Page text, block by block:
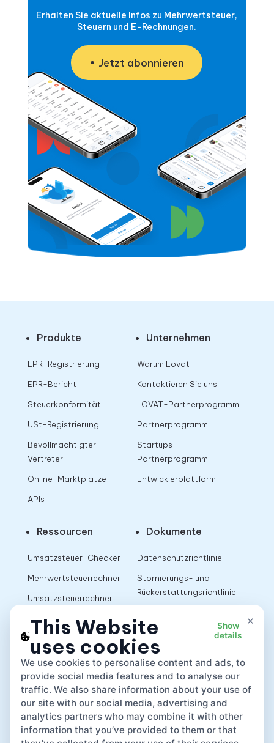
Erhalten Sie aktuelle Infos zu Mehrwertsteuer,
Steuern und E-Rechnungen.
Jetzt abonnieren
Produkte
EPR-Registrierung
EPR-Bericht
Steuerkonformität
USt-Registrierung
Bevollmächtigter
Vertreter
Online-Marktplätze
APIs
Unternehmen
Warum Lovat
Kontaktieren Sie uns
LOVAT-Partnerprogramm
Partnerprogramm
Startups
Partnerprogramm
Entwicklerplattform
Ressourcen
Umsatzsteuer-Checker
Mehrwertsteuerrechner
Umsatzsteuerrechner
Dokumente
Datenschutzrichtlinie
Stornierungs- und
Rückerstattungsrichtlinie
App
×
This Website
uses cookies
Show
details
We use cookies to personalise content and ads, to
provide social media features and to analyse our
traffic. We also share information about your use of
our site with our social media, advertising and
analytics partners who may combine it with other
information that you’ve provided to them or that